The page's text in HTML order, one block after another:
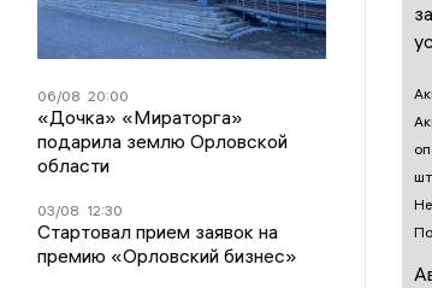
06/08 20:00
«Дочка» «Мираторга»
подарила землю Орловской
области
03/08 12:30
Стартовал прием заявок на
премию «Орловский бизнес»